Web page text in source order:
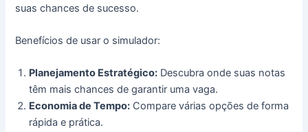
suas chances de sucesso.
Benefícios de usar o simulador:
Planejamento Estratégico: Descubra onde suas notas
têm mais chances de garantir uma vaga.
Economia de Tempo: Compare várias opções de forma
rápida e prática.